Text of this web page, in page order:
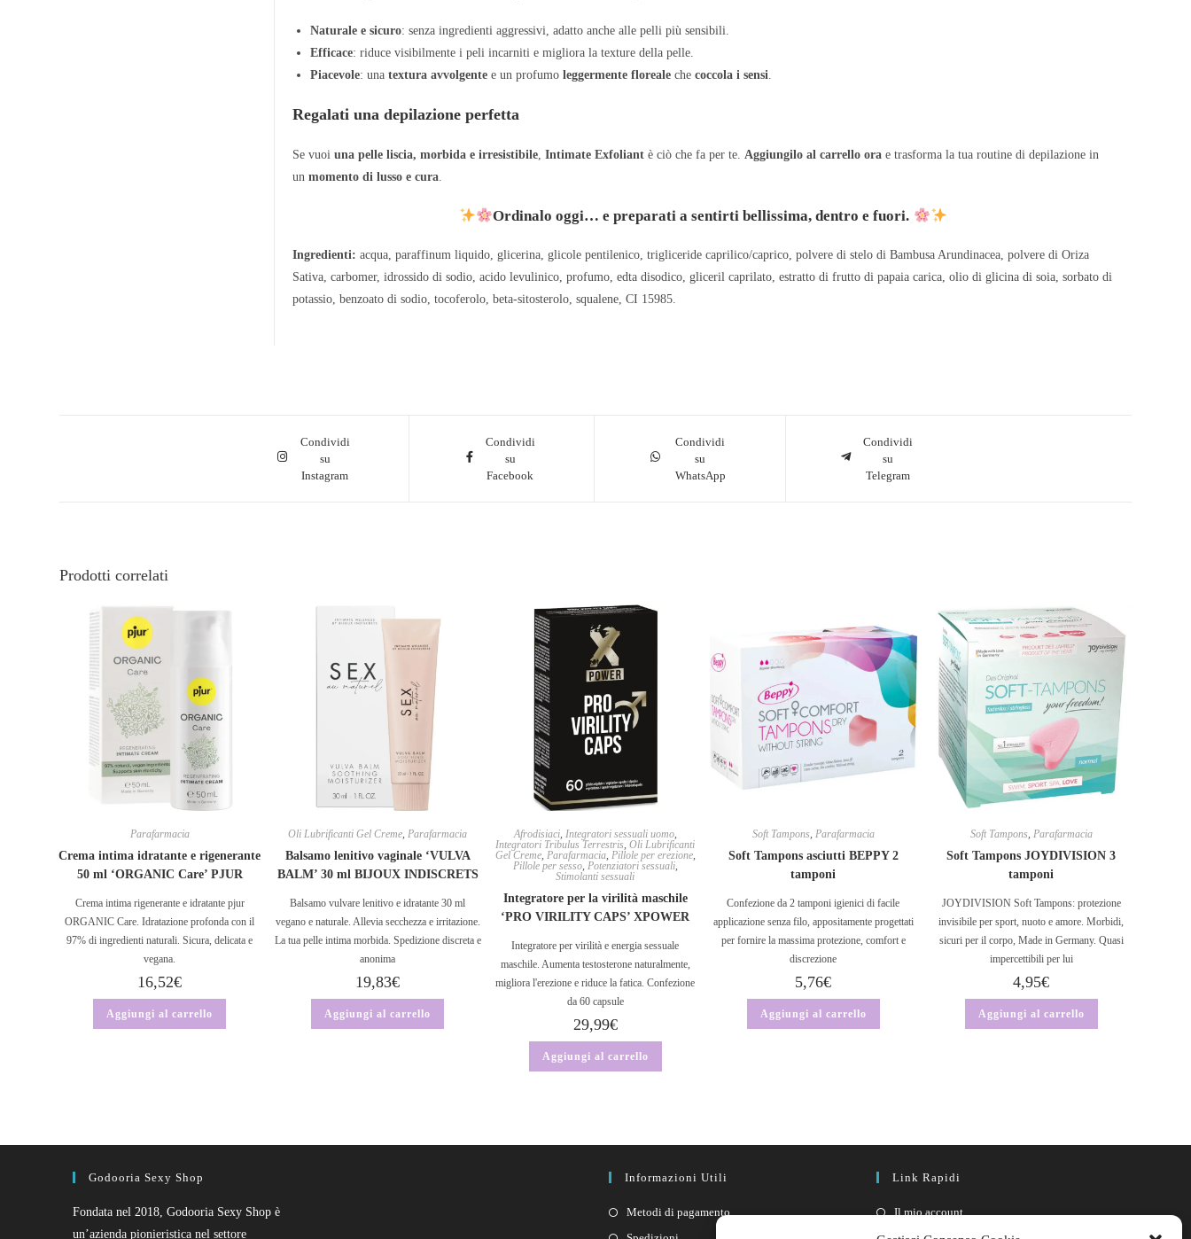
Naturale e sicuro: senza ingredienti aggressivi, adatto anche alle pelli più sensibili.
Efficace: riduce visibilmente i peli incarniti e migliora la texture della pelle.
Piacevole: unatextura avvolgente e un profumoleggermente floreale checoccola i sensi.
Regalati una depilazione perfetta
Se vuoiuna pelle liscia, morbida e irresistibile,Intimate Exfoliant è ciò che fa per te.Aggiungilo al carrello ora e trasforma la tua routine di depilazione in
unmomento di lusso e cura.
Ordinalo oggi… e preparati a sentirti bellissima, dentro e fuori.
Ingredienti: acqua, paraffinum liquido, glicerina, glicole pentilenico, trigliceride caprilico/caprico, polvere di stelo di Bambusa Arundinacea, polvere di Oriza
Sativa, carbomer, idrossido di sodio, acido levulinico, profumo, edta disodico, gliceril caprilato, estratto di frutto di papaia carica, olio di glicina di soia, sorbato di
potassio, benzoato di sodio, tocoferolo, beta-sitosterolo, squalene, CI 15985.
Condividi
su
Instagram
Condividi
su
Facebook
Condividi
su
WhatsApp
Condividi
su
Telegram
Prodotti correlati
Parafarmacia
Crema intima idratante e rigenerante
50 ml ‘ORGANIC Care’ PJUR
Crema intima rigenerante e idratante pjur
ORGANIC Care. Idratazione profonda con il
97% di ingredienti naturali. Sicura, delicata e
vegana.
16,52€
Aggiungi al carrello
Oli Lubrificanti Gel Creme,Parafarmacia
Balsamo lenitivo vaginale ‘VULVA
BALM’ 30 ml BIJOUX INDISCRETS
Balsamo vulvare lenitivo e idratante 30 ml
vegano e naturale. Allevia secchezza e irritazione.
La tua pelle intima morbida. Spedizione discreta e
anonima
19,83€
Aggiungi al carrello
Afrodisiaci, Integratori sessuali uomo,
Integratori Tribulus Terrestris,Oli Lubrificanti
Gel Creme, Parafarmacia, Pillole per erezione,
Pillole per sesso, Potenziatori sessuali,
Stimolanti sessuali
Integratore per la virilità maschile
‘PRO VIRILITY CAPS’ XPOWER
Integratore per virilità e energia sessuale
maschile. Aumenta testosterone naturalmente,
migliora l'erezione e riduce la fatica. Confezione
da 60 capsule
29,99€
Aggiungi al carrello
Soft Tampons, Parafarmacia
Soft Tampons asciutti BEPPY 2
tamponi
Confezione da 2 tamponi igienici di facile
applicazione senza filo, appositamente progettati
per fornire la massima protezione, comfort e
discrezione
5,76€
Aggiungi al carrello
Soft Tampons, Parafarmacia
Soft Tampons JOYDIVISION 3
tamponi
JOYDIVISION Soft Tampons: protezione
invisibile per sport, nuoto e amore. Morbidi,
sicuri per il corpo, Made in Germany. Quasi
impercettibili per lui
4,95€
Aggiungi al carrello
Godooria Sexy Shop
Fondata nel 2018, Godooria Sexy Shop è
un’azienda pionieristica nel settore
Informazioni Utili
Metodi di pagamento
Link Rapidi
Il mio account